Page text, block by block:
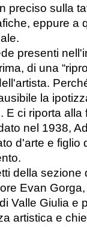
preciso sulla
eppure a
presenti
di una
la
ci riporta alla
nel 1938,
d'arte e figlio
della sezione
Evan
Valle Giulia e
artistica e